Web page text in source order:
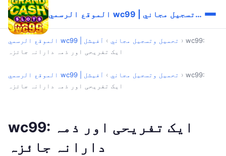
الموقع الرسمي wc99 | تحميل وتسجيل مجاني
الموقع الرسمي wc99 | تحميل وتسجيل مجاني › آفیشل › wc99:
ایک تفریحی اور ذمہ دارانہ جائزہ
الموقع الرسمي wc99 | تحميل وتسجيل مجاني › آفیشل › wc99:
ایک تفریحی اور ذمہ دارانہ جائزہ
wc99: ایک تفریحی اور ذمہ
دارانہ جائزہ